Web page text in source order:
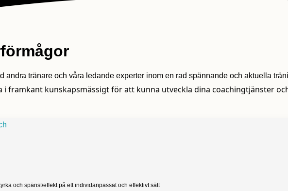
andra tränare och våra ledande experter inom en rad spännande och aktuella
i framkant kunskapsmässigt för att kunna utveckla dina coachingtjänster
och spänst/effekt på ett individanpassat och effektivt sätt